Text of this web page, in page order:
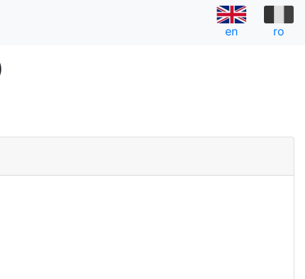
en ro